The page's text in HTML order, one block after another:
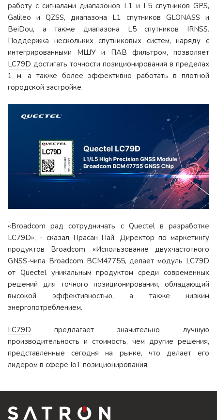
работу с сигналами диапазонов L1 и L5 спутников GPS,
Galileo и QZSS, диапазона L1 спутников GLONASS и
BeiDou, а также диапазона L5 спутников IRNSS.
Поддержка нескольких спутниковых систем, наряду с
интегрированными МШУ и ПАВ фильтром, позволяет
LC79D достигать точности позиционирования в пределах
1 м, а также более эффективно работать в плотной
городской застройке.
«Broadcom рад сотрудничать с Quectel в разработке
LC79D», - сказал Прасан Пай, Директор по маркетингу
продуктов Broadcom. «Использование двухчастотного
GNSS-чипа Broadcom BCM47755, делает модуль LC79D
от Quectel уникальным продуктом среди современных
решений для точного позиционирования, обладающий
высокой эффективностью, а также низким
энергопотреблением.
LC79D предлагает значительно лучшую
производительность и стоимость, чем другие решения,
представленные сегодня на рынке, что делает его
лидером в сфере IoT позиционирования.